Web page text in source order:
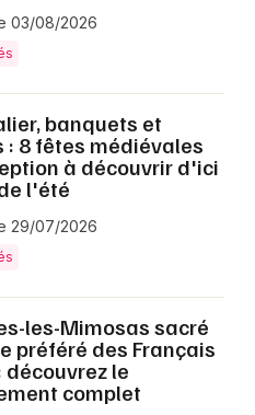
03/08/2026
banquets et
: 8 fêtes médiévales
à découvrir d'ici
l'été
29/07/2026
les-Mimosas sacré
préféré des Français
découvrez le
complet